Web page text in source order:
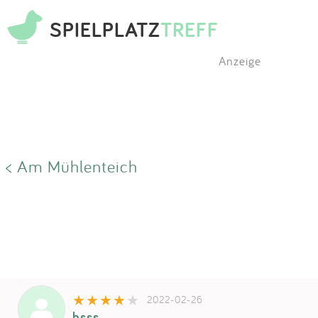
SPIELPLATZTREFF
Anzeige
< Am Mühlenteich
2022-02-26